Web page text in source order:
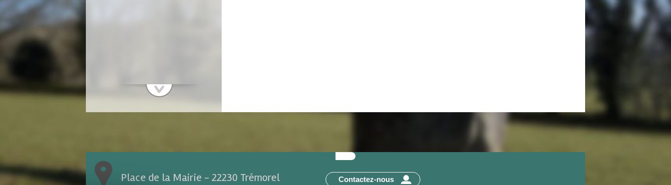
Place de la Mairie - 22230 Trémorel Contactez-nous